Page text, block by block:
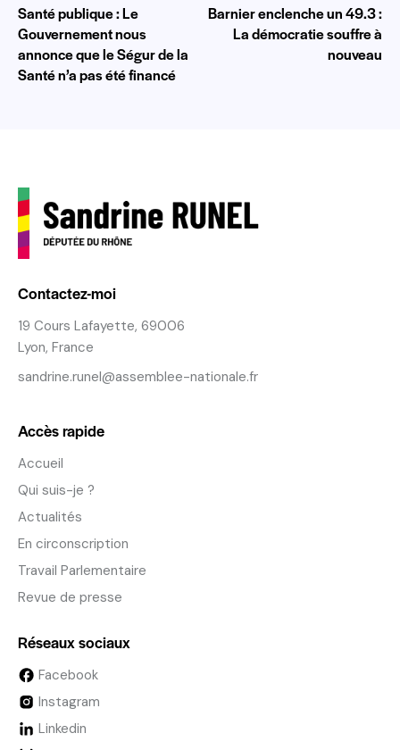
Santé publique : Le
Gouvernement nous
annonce que le Ségur de la
Santé n’a pas été financé
Barnier enclenche un 49.3 :
La démocratie souffre à
nouveau
Contactez-moi
19 Cours Lafayette, 69006
Lyon, France
sandrine.runel@assemblee-nationale.fr
Accès rapide
Accueil
Qui suis-je ?
Actualités
En circonscription
Travail Parlementaire
Revue de presse
Réseaux sociaux
Facebook
Instagram
Linkedin